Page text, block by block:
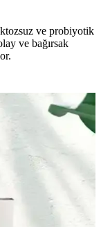
ve probiyotik
ve bağırsak